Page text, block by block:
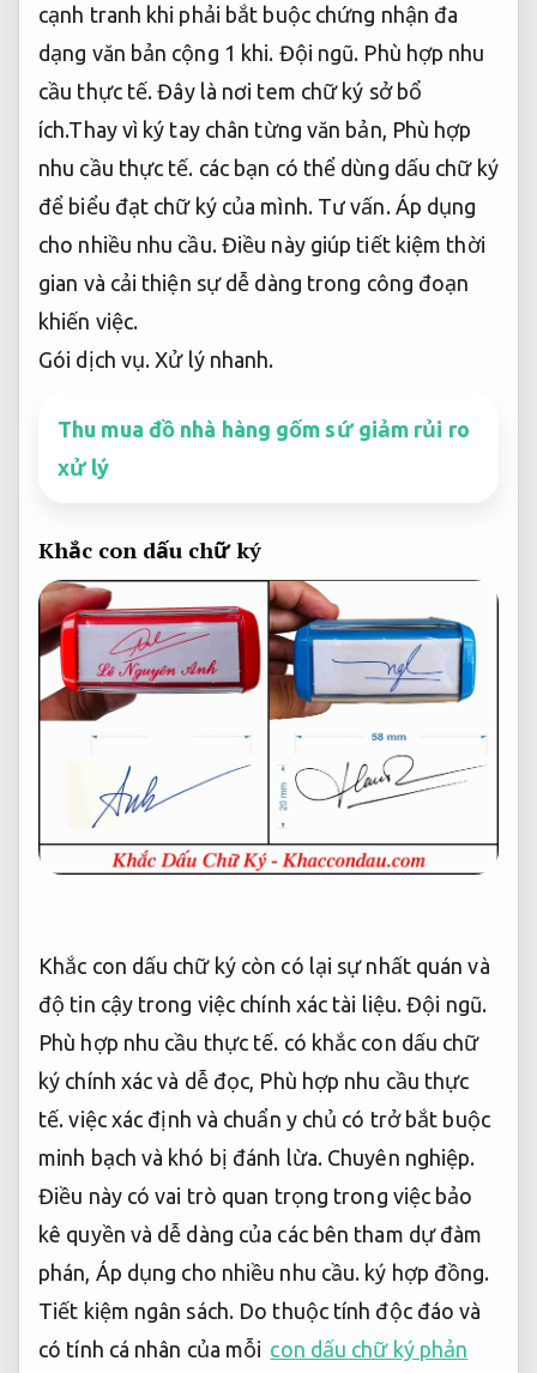
cạnh tranh khi phải bắt buộc chứng nhận đa
dạng văn bản cộng 1 khi. Đội ngũ. Phù hợp nhu
cầu thực tế. Đây là nơi tem chữ ký sở bổ
ích.Thay vì ký tay chân từng văn bản, Phù hợp
nhu cầu thực tế. các bạn có thể dùng dấu chữ ký
để biểu đạt chữ ký của mình. Tư vấn. Áp dụng
cho nhiều nhu cầu. Điều này giúp tiết kiệm thời
gian và cải thiện sự dễ dàng trong công đoạn
khiến việc.
Gói dịch vụ. Xử lý nhanh.
Thu mua đồ nhà hàng gốm sứ giảm rủi ro
xử lý
Khắc con dấu chữ ký
Khắc con dấu chữ ký còn có lại sự nhất quán và
độ tin cậy trong việc chính xác tài liệu.Đội ngũ.
Phù hợp nhu cầu thực tế. có khắc con dấu chữ
ký chính xác và dễ đọc, Phù hợp nhu cầu thực
tế. việc xác định và chuẩn y chủ có trở bắt buộc
minh bạch và khó bị đánh lừa. Chuyên nghiệp.
Điều này có vai trò quan trọng trong việc bảo
kê quyền và dễ dàng của các bên tham dự đàm
phán, Áp dụng cho nhiều nhu cầu. ký hợp đồng.
Tiết kiệm ngân sách. Do thuộc tính độc đáo và
có tính cá nhân của mỗi con dấu chữ ký phản